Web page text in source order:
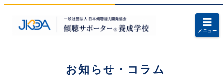
メニュー
お知らせ・コラム